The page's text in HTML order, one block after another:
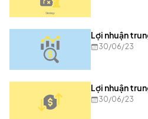
Lợi nhuận
30/06/23
Lợi nhuận
30/06/23